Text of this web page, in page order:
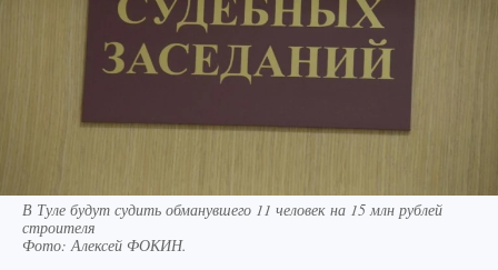
В Туле будут судить обманувшего 11 человек на 15 млн рублей
строителя
Фото:Алексей ФОКИН.